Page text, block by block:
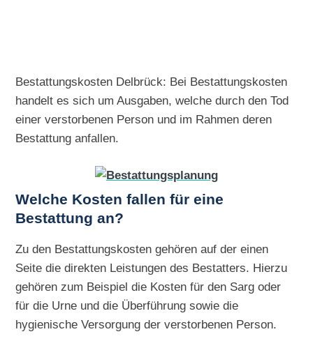
Bestattungskosten Delbrück: Bei Bestattungskosten
handelt es sich um Ausgaben, welche durch den Tod
einer verstorbenen Person und im Rahmen deren
Bestattung anfallen.
Welche Kosten fallen für eine
Bestattung an?
Zu den Bestattungskosten gehören auf der einen
Seite die direkten Leistungen des Bestatters. Hierzu
gehören zum Beispiel die Kosten für den Sarg oder
für die Urne und die Überführung sowie die
hygienische Versorgung der verstorbenen Person.